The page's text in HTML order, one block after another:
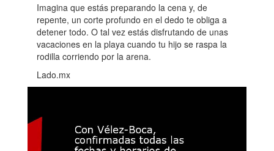
Imagina que estás preparando la cena y, de
repente, un corte profundo en el dedo te obliga a
detener todo. O tal vez estás disfrutando de unas
vacaciones en la playa cuando tu hijo se raspa la
rodilla corriendo por la arena.
Lado.mx